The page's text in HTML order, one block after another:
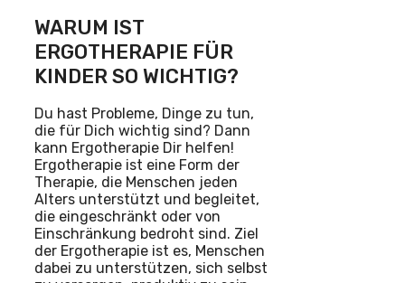
WARUM IST
ERGOTHERAPIE FÜR
KINDER SO WICHTIG?
Du hast Probleme, Dinge zu tun,
die für Dich wichtig sind? Dann
kann Ergotherapie Dir helfen!
Ergotherapie ist eine Form der
Therapie, die Menschen jeden
Alters unterstützt und begleitet,
die eingeschränkt oder von
Einschränkung bedroht sind. Ziel
der Ergotherapie ist es, Menschen
dabei zu unterstützen, sich selbst